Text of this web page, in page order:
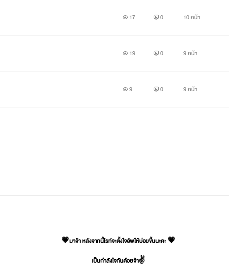
17 0 10 หน้า
19 0 9 หน้า
9 0 9 หน้า
💗มาจ้า หลังจากนี้ไรท์จะตั้งใจอัพให้บ่อยขึ้นนะคะ 💗
เป็นกำลังใจกันด้วยจ้า✌